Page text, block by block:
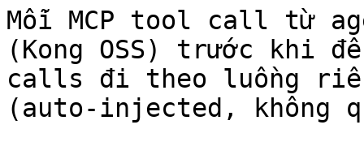
Mỗi MCP tool call từ
(Kong OSS) trước khi
calls đi theo luồng
(auto-injected, không